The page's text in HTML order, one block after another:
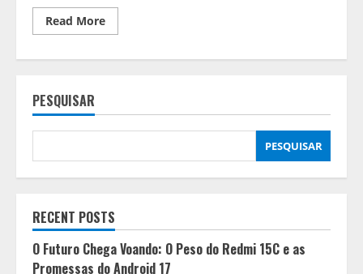
Read MoreRead
more
gerenciamento
sessões
da
PESQUISAR
PESQUISAR
RECENT POSTS
O Futuro Chega Voando: O Peso do Redmi 15C e as
Promessas do Android 17